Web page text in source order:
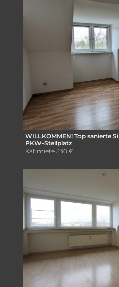
WILLKOMMEN! Top sanierte
PKW-Stellplatz
Kaltmiete 330 €